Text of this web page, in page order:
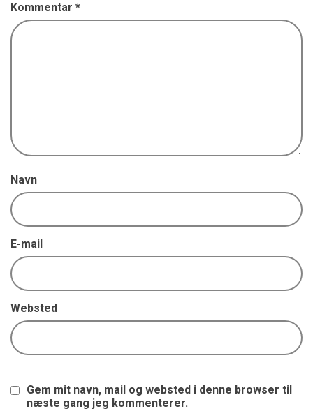
Kommentar *
Navn
E-mail
Websted
Gem mit navn, mail og websted i denne browser til
næste gang jeg kommenterer.